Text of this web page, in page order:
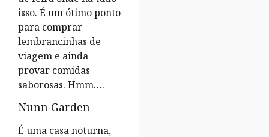
isso. É um ótimo ponto
para comprar
lembrancinhas de
viagem e ainda
provar comidas
saborosas. Hmm….
Nunn Garden
É uma casa noturna,